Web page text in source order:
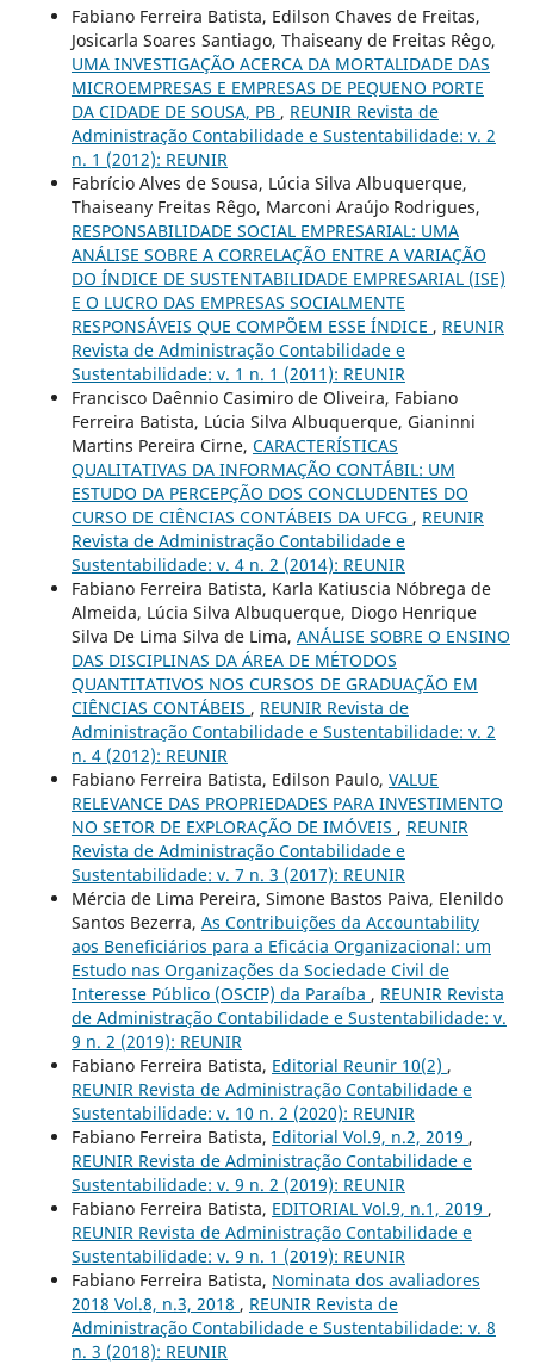
Fabiano Ferreira Batista, Edilson Chaves de Freitas,
Josicarla Soares Santiago, Thaiseany de Freitas Rêgo,
UMA INVESTIGAÇÃO ACERCA DA MORTALIDADE DAS
MICROEMPRESAS E EMPRESAS DE PEQUENO PORTE
DA CIDADE DE SOUSA, PB , REUNIR Revista de
Administração Contabilidade e Sustentabilidade: v. 2
n. 1 (2012): REUNIR
Fabrício Alves de Sousa, Lúcia Silva Albuquerque,
Thaiseany Freitas Rêgo, Marconi Araújo Rodrigues,
RESPONSABILIDADE SOCIAL EMPRESARIAL: UMA
ANÁLISE SOBRE A CORRELAÇÃO ENTRE A VARIAÇÃO
DO ÍNDICE DE SUSTENTABILIDADE EMPRESARIAL (ISE)
E O LUCRO DAS EMPRESAS SOCIALMENTE
RESPONSÁVEIS QUE COMPÕEM ESSE ÍNDICE , REUNIR
Revista de Administração Contabilidade e
Sustentabilidade: v. 1 n. 1 (2011): REUNIR
Francisco Daênnio Casimiro de Oliveira, Fabiano
Ferreira Batista, Lúcia Silva Albuquerque, Gianinni
Martins Pereira Cirne, CARACTERÍSTICAS
QUALITATIVAS DA INFORMAÇÃO CONTÁBIL: UM
ESTUDO DA PERCEPÇÃO DOS CONCLUDENTES DO
CURSO DE CIÊNCIAS CONTÁBEIS DA UFCG , REUNIR
Revista de Administração Contabilidade e
Sustentabilidade: v. 4 n. 2 (2014): REUNIR
Fabiano Ferreira Batista, Karla Katiuscia Nóbrega de
Almeida, Lúcia Silva Albuquerque, Diogo Henrique
Silva De Lima Silva de Lima, ANÁLISE SOBRE O ENSINO
DAS DISCIPLINAS DA ÁREA DE MÉTODOS
QUANTITATIVOS NOS CURSOS DE GRADUAÇÃO EM
CIÊNCIAS CONTÁBEIS , REUNIR Revista de
Administração Contabilidade e Sustentabilidade: v. 2
n. 4 (2012): REUNIR
Fabiano Ferreira Batista, Edilson Paulo, VALUE
RELEVANCE DAS PROPRIEDADES PARA INVESTIMENTO
NO SETOR DE EXPLORAÇÃO DE IMÓVEIS , REUNIR
Revista de Administração Contabilidade e
Sustentabilidade: v. 7 n. 3 (2017): REUNIR
Mércia de Lima Pereira, Simone Bastos Paiva, Elenildo
Santos Bezerra, As Contribuições da Accountability
aos Beneficiários para a Eficácia Organizacional: um
Estudo nas Organizações da Sociedade Civil de
Interesse Público (OSCIP) da Paraíba , REUNIR Revista
de Administração Contabilidade e Sustentabilidade: v.
9 n. 2 (2019): REUNIR
Fabiano Ferreira Batista, Editorial Reunir 10(2) ,
REUNIR Revista de Administração Contabilidade e
Sustentabilidade: v. 10 n. 2 (2020): REUNIR
Fabiano Ferreira Batista, Editorial Vol.9, n.2, 2019 ,
REUNIR Revista de Administração Contabilidade e
Sustentabilidade: v. 9 n. 2 (2019): REUNIR
Fabiano Ferreira Batista, EDITORIAL Vol.9, n.1, 2019 ,
REUNIR Revista de Administração Contabilidade e
Sustentabilidade: v. 9 n. 1 (2019): REUNIR
Fabiano Ferreira Batista, Nominata dos avaliadores
2018 Vol.8, n.3, 2018 , REUNIR Revista de
Administração Contabilidade e Sustentabilidade: v. 8
n. 3 (2018): REUNIR